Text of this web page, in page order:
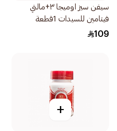
سيفن سيز اوميجا ٣+مالتي
فيتامين للسيدات 1قطعة
109
+